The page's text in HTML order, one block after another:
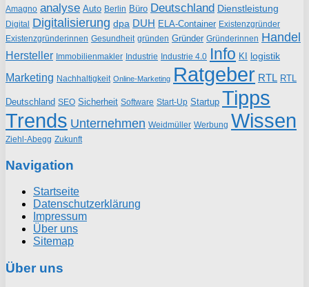
Amagno analyse Auto Berlin Büro Deutschland Dienstleistung
Digital Digitalisierung dpa DUH ELA-Container Existenzgründer
Existenzgründerinnen Gesundheit gründen Gründer Gründerinnen Handel
Hersteller Immobilienmakler Industrie Industrie 4.0 Info KI logistik
Marketing Nachhaltigkeit Online-Marketing Ratgeber RTL RTL
Deutschland SEO Sicherheit Software Start-Up Startup Tipps
Trends Unternehmen Weidmüller Werbung Wissen
Ziehl-Abegg Zukunft
Navigation
Startseite
Datenschutzerklärung
Impressum
Über uns
Sitemap
Über uns